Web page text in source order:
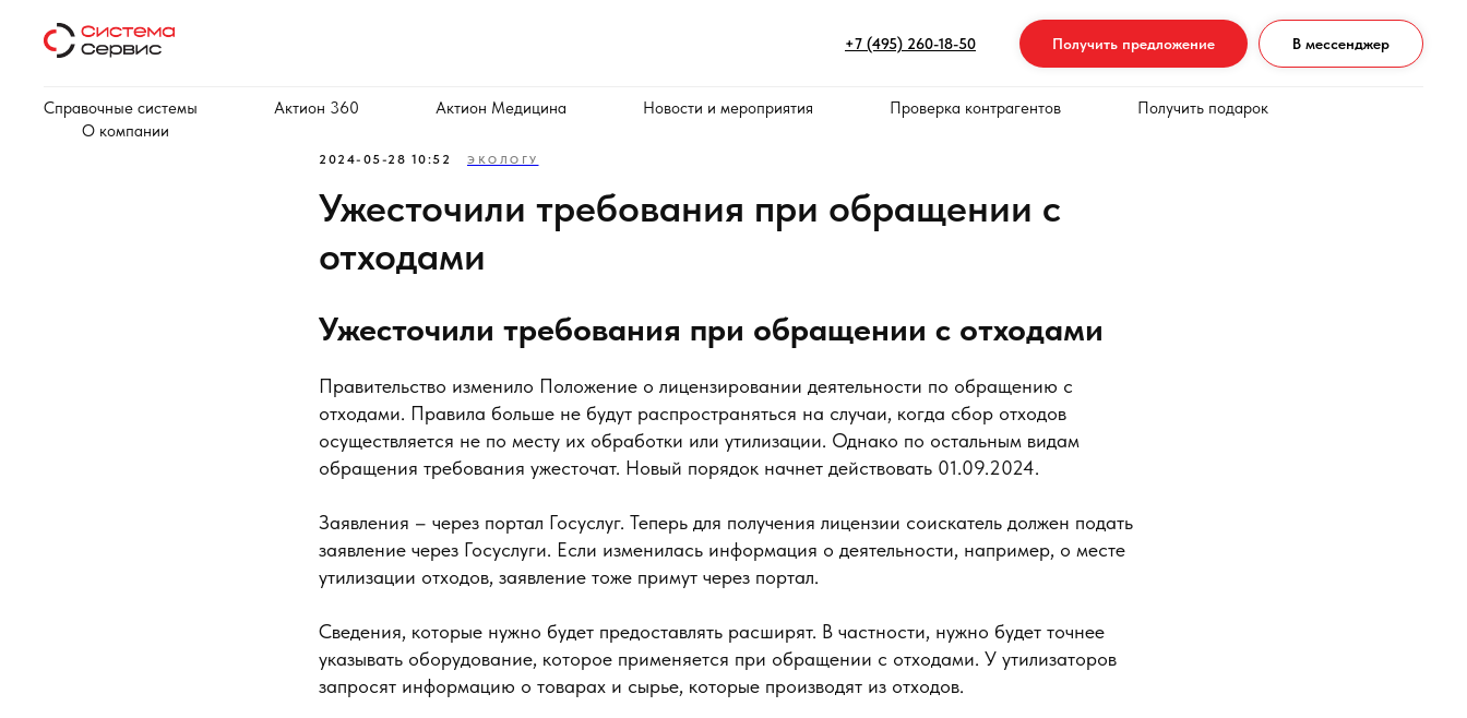
+7 (495) 260-18-50 Получить предложение В мессенджер
Справочные системы Актион 360 Актион Медицина Новости и мероприятия Проверка контрагентов
Получить подарок
О компании
2024-05-28 10:52 ЭКОЛОГУ
Ужесточили требования при обращении с
отходами
Ужесточили требования при обращении с отходами
Правительство изменило Положение о лицензировании деятельности по обращению с
отходами. Правила больше не будут распространяться на случаи, когда сбор отходов
осуществляется не по месту их обработки или утилизации. Однако по остальным видам
обращения требования ужесточат. Новый порядок начнет действовать 01.09.2024.
Заявления – через портал Госуслуг. Теперь для получения лицензии соискатель должен подать
заявление через Госуслуги. Если изменилась информация о деятельности, например, о месте
утилизации отходов, заявление тоже примут через портал.
Сведения, которые нужно будет предоставлять расширят. В частности, нужно будет точнее
указывать оборудование, которое применяется при обращении с отходами. У утилизаторов
запросят информацию о товарах и сырье, которые производят из отходов.